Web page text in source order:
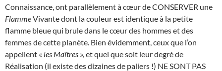
Connaissance, ont parallèlement à cœur de CONSERVER une
FlammeVivante dont la couleur est identique à la petite
flamme bleue qui brule dans le cœur des hommes et des
femmes de cette planète. Bien évidemment, ceux que l’on
appellent « les Maîtres », et quel que soit leur degré de
Réalisation (il existe des dizaines de paliers !) NE SONT PAS